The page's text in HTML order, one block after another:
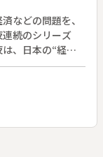
などの問題を、
続のシリーズ
、日本の“経
、アメリカ人ジ
ＡＢＣの人気キ
」、女性リポー
の代償」、その